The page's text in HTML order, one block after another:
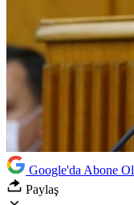
Google'da Abone Ol
Paylaş